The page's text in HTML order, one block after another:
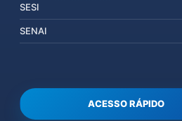
SESI
SENAI
ACESSO RÁPIDO